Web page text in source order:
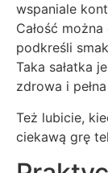
wspaniale
Całość
podkreśli
Taka sałatka
zdrowa i
Też lubicie,
ciekawą grę